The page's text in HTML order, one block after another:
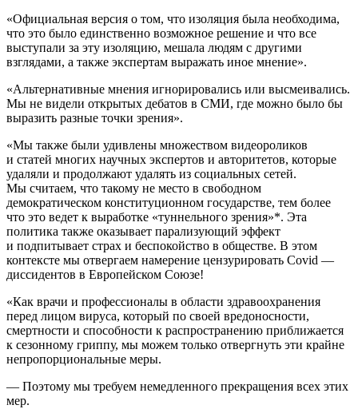
«Официальная версия о том, что изоляция была необходима,
что это было единственно возможное решение и что все
выступали за эту изоляцию, мешала людям с другими
взглядами, а также экспертам выражать иное мнение».
«Альтернативные мнения игнорировались или высмеивались.
Мы не видели открытых дебатов в СМИ, где можно было бы
выразить разные точки зрения».
«Мы также были удивлены множеством видеороликов
и статей многих научных экспертов и авторитетов, которые
удаляли и продолжают удалять из социальных сетей.
Мы считаем, что такому не место в свободном
демократическом конституционном государстве, тем более
что это ведет к выработке «туннельного зрения»*. Эта
политика также оказывает парализующий эффект
и подпитывает страх и беспокойство в обществе. В этом
контексте мы отвергаем намерение цензурировать Covid —
диссидентов в Европейском Союзе!
«Как врачи и профессионалы в области здравоохранения
перед лицом вируса, который по своей вредоносности,
смертности и способности к распространению приближается
к сезонному гриппу, мы можем только отвергнуть эти крайне
непропорциональные меры.
— Поэтому мы требуем немедленного прекращения всех этих
мер.